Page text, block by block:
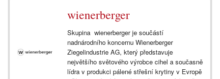
wienerberger
Skupina wienerberger je součástí
nadnárodního koncernu Wienerberger
Ziegelindustrie AG, který představuje
největšího světového výrobce cihel a současně
lídra v produkci pálené střešní krytiny v Evropě